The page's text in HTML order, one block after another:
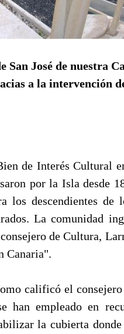
José de nuestra
a la intervención
de Interés Cultural
por la Isla desde
los descendientes de
La comunidad
de Cultura,
Canaria".
calificó el
han empleado en
la cubierta donde